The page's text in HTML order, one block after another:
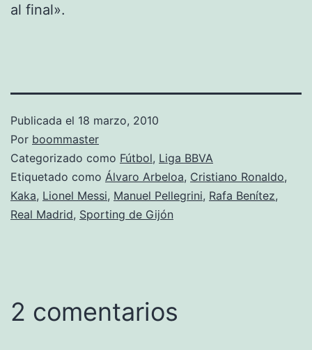
al final».
Publicada el 18 marzo, 2010
Por boommaster
Categorizado como Fútbol, Liga BBVA
Etiquetado como Álvaro Arbeloa, Cristiano Ronaldo,
Kaka, Lionel Messi, Manuel Pellegrini, Rafa Benítez,
Real Madrid, Sporting de Gijón
2 comentarios